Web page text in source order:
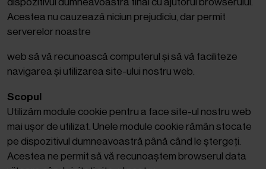
Acestea nu cauzează niciun prejudiciu, dar permit
serverelor noastre
web să vă recunoască computerul și să vă faciliteze
navigarea și utilizarea site-ului nostru web.
Scopul
Utilizăm module cookie pentru a face site-ul nostru web
mai ușor de utilizat. Unele module cookie rămân stocate
pe dispozitivul dumneavoastră până când le ștergeți.
Acestea ne permit să vă recunoaștem browserul data